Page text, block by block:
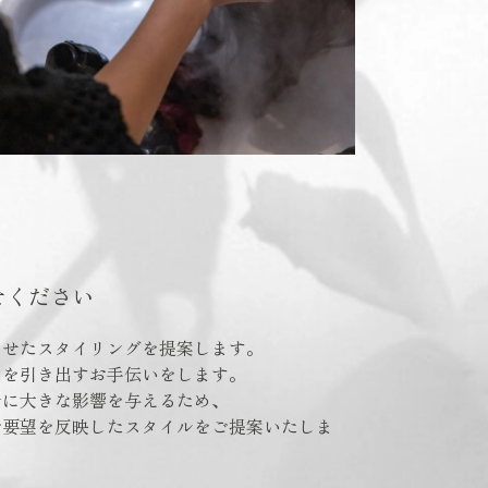
ださい
たスタイリングを提案します。
引き出すお手伝いをします。
大きな影響を与えるため、
望を反映したスタイルをご提案いたしま